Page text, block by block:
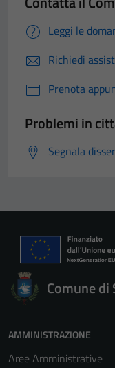
Leggi le
Richiedi
Prenota
Problemi in
Segnala
Comune di
AMMINISTRAZIONE
Aree Amministrative